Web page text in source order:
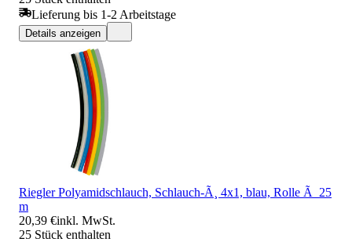
Lieferung bis 1-2 Arbeitstage
Details anzeigen
Riegler Polyamidschlauch, Schlauch-Ã¸ 4x1, blau, Rolle Ã 25
m
20,39 €inkl. MwSt.
25 Stück enthalten